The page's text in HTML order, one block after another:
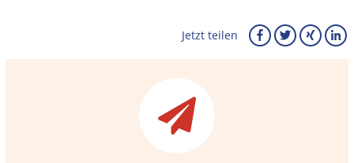
Jetzt teilen